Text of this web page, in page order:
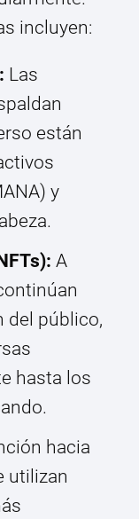
incluyen:
Las
están
y
A
del público,
hasta los
hacia
utilizan